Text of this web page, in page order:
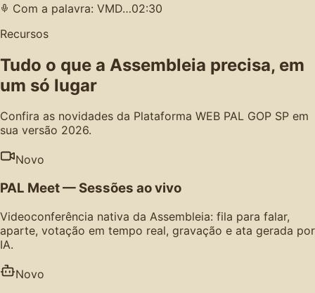
Com a palavra: VMD…02:30
Recursos
Tudo o que a Assembleia precisa, em
um só lugar
Confira as novidades da Plataforma WEB PAL GOP SP em
sua versão 2026.
Novo
PAL Meet — Sessões ao vivo
Videoconferência nativa da Assembleia: fila para falar,
aparte, votação em tempo real, gravação e ata gerada por
IA.
Novo